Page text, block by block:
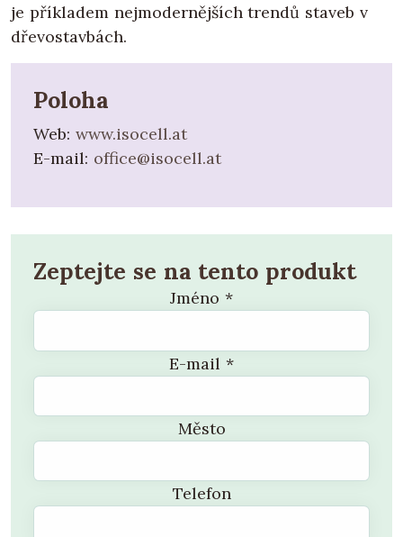
je příkladem nejmodernějších trendů staveb v
dřevostavbách.
Poloha
Web: www.isocell.at
E-mail: office@isocell.at
Zeptejte se na tento produkt
Jméno *
E-mail *
Město
Telefon